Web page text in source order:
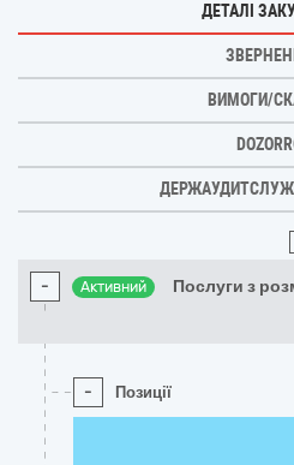
ДЕТАЛІ
ВИМОГИ/
- Активний Послуги з
- Позиції